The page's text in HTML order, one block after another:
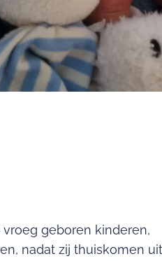
geboren kinderen,
nadat zij thuiskomen uit